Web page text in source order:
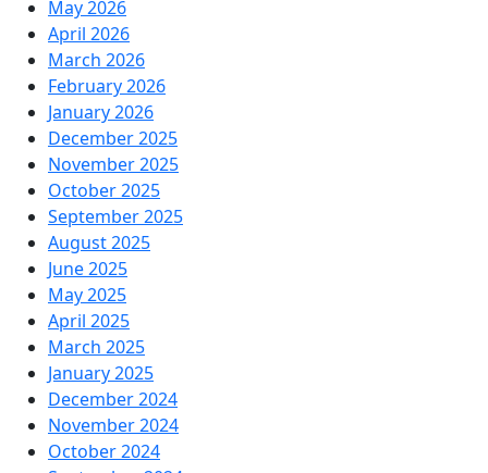
May 2026
April 2026
March 2026
February 2026
January 2026
December 2025
November 2025
October 2025
September 2025
August 2025
June 2025
May 2025
April 2025
March 2025
January 2025
December 2024
November 2024
October 2024